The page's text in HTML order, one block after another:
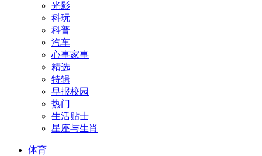
光影
科玩
科普
汽车
心事家事
精选
特辑
早报校园
热门
生活贴士
星座与生肖
体育